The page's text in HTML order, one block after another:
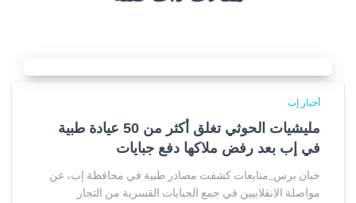
أخبار إب
مليشيات الحوثي تغلق أكثر من 50 عيادة طبية
في إب بعد رفض ملاكها دفع جبايات
خبان برس_متابعات كشفت مصادر طبية في محافظة إب، عن
مواصلة الانقلابيين في جمع الجبايات القسرية من التجار